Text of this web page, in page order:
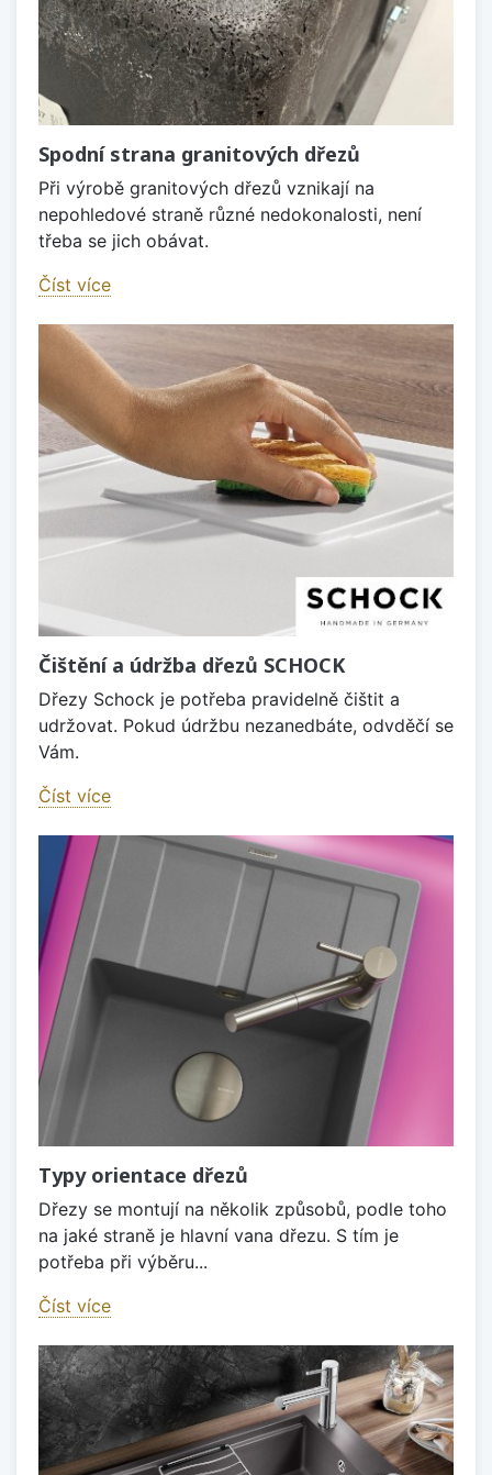
Spodní strana granitových dřezů
Při výrobě granitových dřezů vznikají na
nepohledové straně různé nedokonalosti, není
třeba se jich obávat.
Číst více
Čištění a údržba dřezů SCHOCK
Dřezy Schock je potřeba pravidelně čištit a
udržovat. Pokud údržbu nezanedbáte, odvděčí se
Vám.
Číst více
Typy orientace dřezů
Dřezy se montují na několik způsobů, podle toho
na jaké straně je hlavní vana dřezu. S tím je
potřeba při výběru...
Číst více